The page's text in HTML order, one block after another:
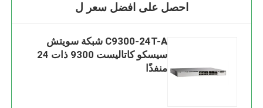
احصل على افضل سعر ل
C9300-24T-A شبكة سويتش
سيسكو كاتاليست 9300 ذات 24
منفذًا